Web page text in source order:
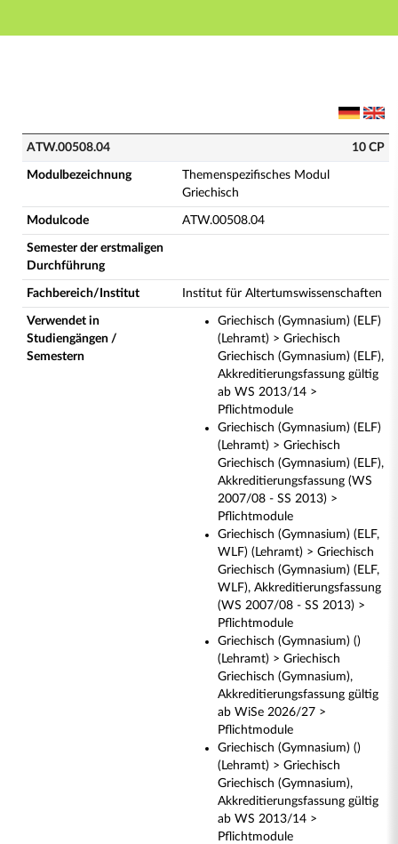
Hauptnavigation
ATW.00508.04 - Themenspezifisches Modul
ATW.00508.04 10 CP
Modulbezeichnung
Themenspezifisches Modul
Griechisch
Modulcode ATW.00508.04
Semester der erstmaligen
Durchführung
Fachbereich/Institut Institut für Altertumswissenschaften
Verwendet in
Studiengängen /
Semestern
Griechisch (Gymnasium) (ELF)
(Lehramt) > Griechisch
Griechisch (Gymnasium) (ELF),
Akkreditierungsfassung gültig
ab WS 2013/14 >
Pflichtmodule
Griechisch (Gymnasium) (ELF)
(Lehramt) > Griechisch
Griechisch (Gymnasium) (ELF),
Akkreditierungsfassung (WS
2007/08 - SS 2013) >
Pflichtmodule
Griechisch (Gymnasium) (ELF,
WLF) (Lehramt) > Griechisch
Griechisch (Gymnasium) (ELF,
WLF), Akkreditierungsfassung
(WS 2007/08 - SS 2013) >
Pflichtmodule
Griechisch (Gymnasium) ()
(Lehramt) > Griechisch
Griechisch (Gymnasium),
Akkreditierungsfassung gültig
ab WiSe 2026/27 >
Pflichtmodule
Griechisch (Gymnasium) ()
(Lehramt) > Griechisch
Griechisch (Gymnasium),
Akkreditierungsfassung gültig
ab WS 2013/14 >
Pflichtmodule